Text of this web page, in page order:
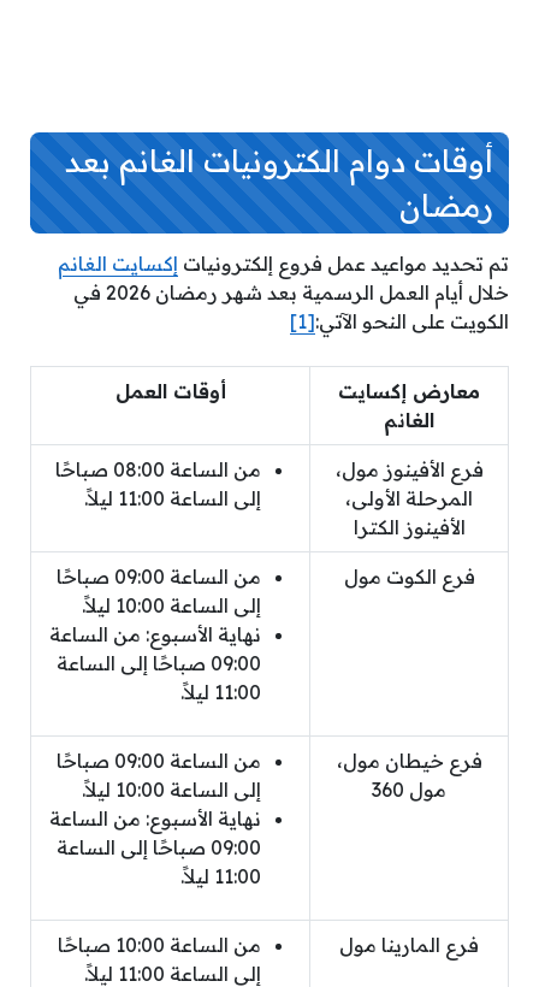
أوقات دوام الكترونيات الغانم بعد
رمضان
تم تحديد مواعيد عمل فروع إلكترونيات إكسايت الغانم
خلال أيام العمل الرسمية بعد شهر رمضان 2026 في
الكويت على النحو الآتي:[1]
معارض إكسايت
الغانم
أوقات العمل
فرع الأفينوز مول،
المرحلة الأولى،
الأفينوز الكترا
من الساعة 08:00 صباحًا
إلى الساعة 11:00 ليلاً.
فرع الكوت مول
من الساعة 09:00 صباحًا
إلى الساعة 10:00 ليلاً.
نهاية الأسبوع: من الساعة
09:00 صباحًا إلى الساعة
11:00 ليلاً.
فرع خيطان مول،
مول 360
من الساعة 09:00 صباحًا
إلى الساعة 10:00 ليلاً.
نهاية الأسبوع: من الساعة
09:00 صباحًا إلى الساعة
11:00 ليلاً.
فرع المارينا مول
من الساعة 10:00 صباحًا
إلى الساعة 11:00 ليلاً.